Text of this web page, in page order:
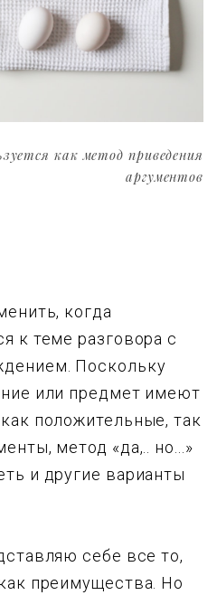
как метод приведения
аргументов
когда
к теме разговора с
Поскольку
или предмет имеют
положительные, так
метод «да,.. но...»
и другие варианты
себе все то,
преимущества. Но